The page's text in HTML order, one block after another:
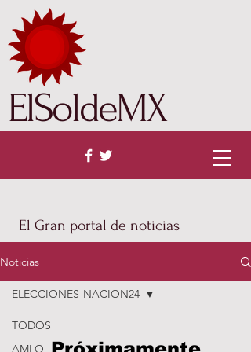
El Gran portal de noticias
ElSoldeMX
Noticias
TODOS
AMLO
ELECCIONES-NACION24